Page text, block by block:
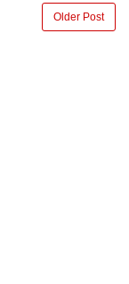
Older Post